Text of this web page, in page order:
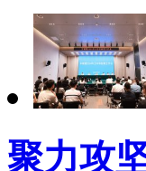
聚力攻